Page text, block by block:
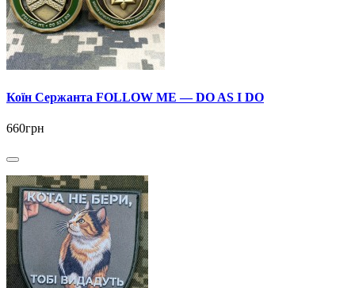
Коїн Сержанта FOLLOW ME — DO AS I DO
660грн